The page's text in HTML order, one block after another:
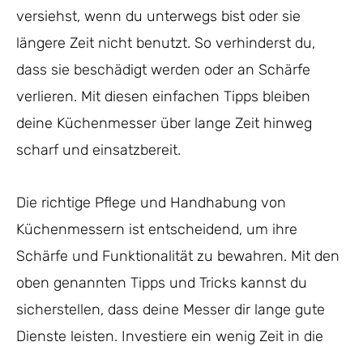
versiehst, wenn du unterwegs bist oder sie
längere Zeit nicht benutzt. So verhinderst du,
dass sie beschädigt werden oder an Schärfe
verlieren. Mit diesen einfachen Tipps bleiben
deine Küchenmesser über lange Zeit hinweg
scharf und einsatzbereit.
Die richtige Pflege und Handhabung von
Küchenmessern ist entscheidend, um ihre
Schärfe und Funktionalität zu bewahren. Mit den
oben genannten Tipps und Tricks kannst du
sicherstellen, dass deine Messer dir lange gute
Dienste leisten. Investiere ein wenig Zeit in die